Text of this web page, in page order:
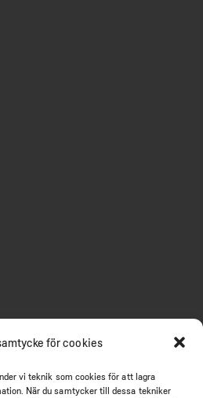
för cookies
vi teknik som cookies för att lagra
När du samtycker till dessa tekniker